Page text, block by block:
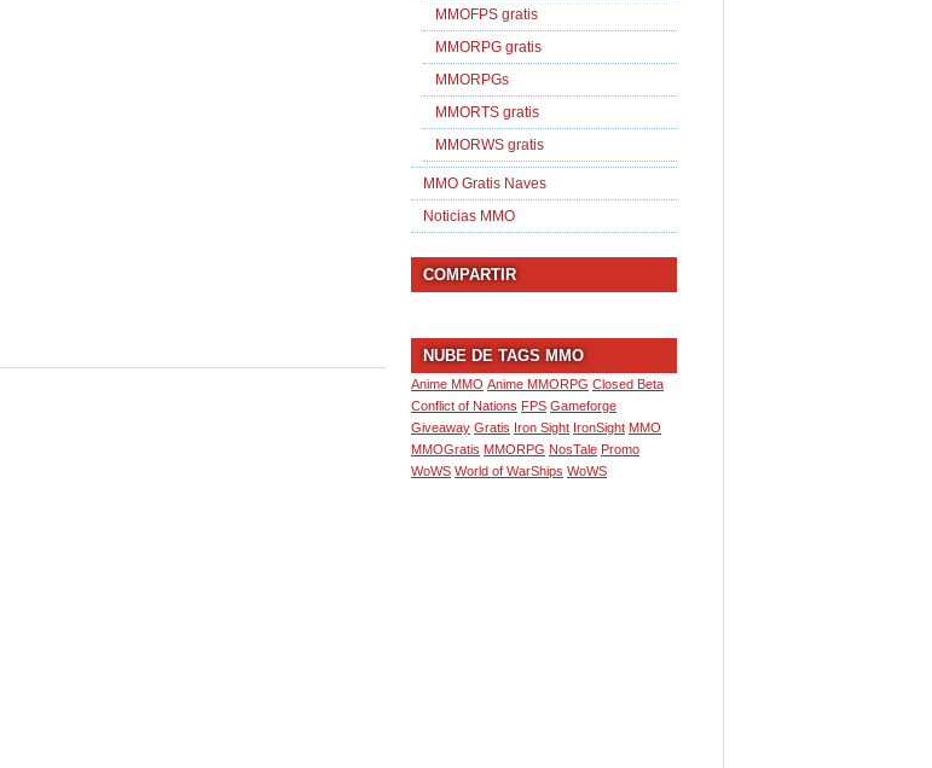
MMOFPS gratis
MMORPG gratis
MMORPGs
MMORTS gratis
MMORWS gratis
MMO Gratis Naves
Noticias MMO
COMPARTIR
NUBE DE TAGS MMO
Anime MMO Anime MMORPG Closed Beta
Conflict of Nations FPS Gameforge
Giveaway Gratis Iron Sight IronSight MMO
MMOGratis MMORPG NosTale Promo
WoWS World of WarShips WoWS